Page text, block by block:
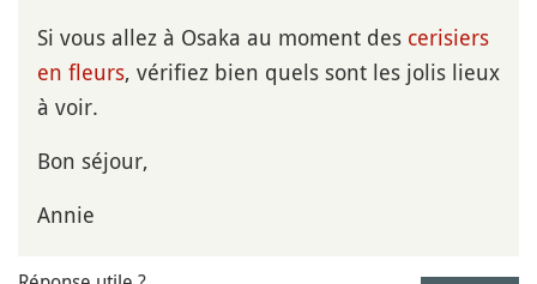
Si vous allez à Osaka au moment des cerisiers
en fleurs, vérifiez bien quels sont les jolis lieux
à voir.
Bon séjour,
Annie